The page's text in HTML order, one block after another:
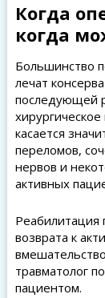
Когда
когда
Большинство
лечат
последующей
касается
переломов,
нервов и
активных
Реабилитация
возврата к
травматолог
пациентом.